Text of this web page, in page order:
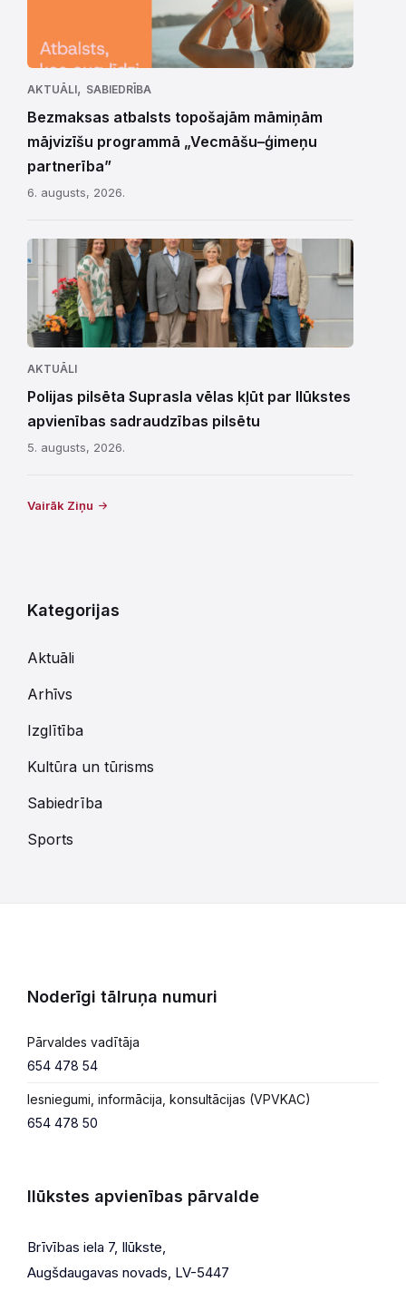
AKTUĀLI, SABIEDRĪBA
Bezmaksas atbalsts topošajām māmiņām
mājvizīšu programmā „Vecmāšu–ģimeņu
partnerība”
6. augusts, 2026.
AKTUĀLI
Polijas pilsēta Suprasla vēlas kļūt par Ilūkstes
apvienības sadraudzības pilsētu
5. augusts, 2026.
Vairāk Ziņu
Kategorijas
Aktuāli
Arhīvs
Izglītība
Kultūra un tūrisms
Sabiedrība
Sports
Noderīgi tālruņa numuri
Pārvaldes vadītāja
654 478 54
Iesniegumi, informācija, konsultācijas (VPVKAC)
654 478 50
Ilūkstes apvienības pārvalde
Brīvības iela 7, Ilūkste,
Augšdaugavas novads, LV-5447